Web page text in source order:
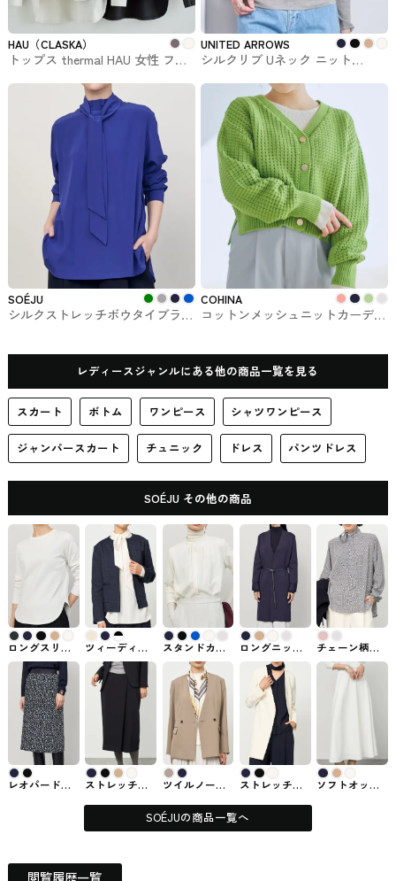
HAU（CLASKA）
トップス thermal HAU 女性 ファ
UNITED ARROWS
シルクリブ Uネック ニット
SOÉJU
シルクストレッチボウタイブラウ
COHINA
コットンメッシュニットカーディ
レディースジャンルにある他の商品一覧を見る
スカート ボトム ワンピース シャツワンピース
ジャンパースカート チュニック ドレス パンツドレス
SOÉJU その他の商品
ロングスリー
ブニットソー
SOÉJU（ソー
ジュ）#トップ
ツィーディー
ジャカードノ
ーカラージャ
ケット SOÉJU
で購入できる
トップス
スタンドカラ
ータックブラ
SOÉJU（ソー
ジュ）#トップ
ス
ロングニット
ジャケット
SOÉJUで購入
できるトップ
チェーン柄ボ
ウタイブラウ
ス SOÉJU（ソ
ージュ）#トッ
レオパード柄
スカート
ストレッチフ
ァインロング
タイトスカー
ト SOÉJU（ソ
ージュ）#ボト
ム
ツイルノーカ
ラーダブルジ
ャケット
SOÉJUで購入
できるトップ
ス
ストレッチフ
ァインロング
ノーカラージ
ャケット
SOÉJUで購入
できるトップ
ソフトオック
スロングフレ
SOÉJUの商品一覧へ
閲覧履歴一覧